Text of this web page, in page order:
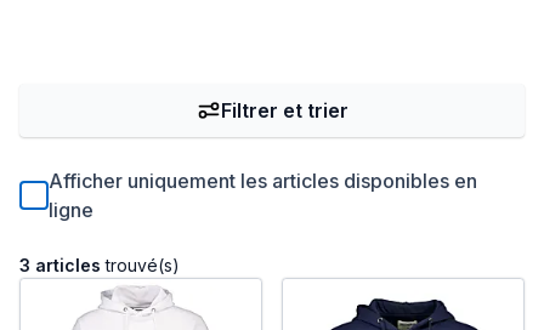
Afficher uniquement les articles disponibles en
ligne
3 articles trouvé(s)
Filtrer et trier